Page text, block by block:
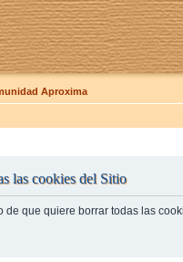
Aproxima
las cookies del Sitio
de que quiere borrar todas las